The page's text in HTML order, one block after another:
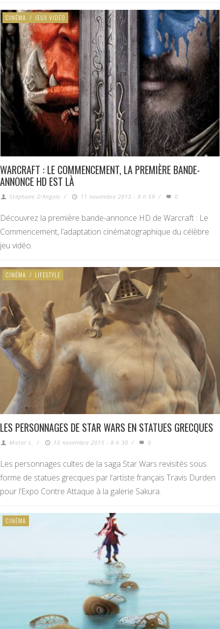
CINÉMA / JEUX VIDÉO
WARCRAFT : LE COMMENCEMENT, LA PREMIÈRE BANDE-
ANNONCE HD EST LÀ
Stéphane D'Angelo / 11 novembre 2015 - 9 h 59 / 0
Découvrez la première bande-annonce HD de Warcraft : Le
Commencement, l’adaptation cinématographique du célèbre
jeu vidéo.
CINÉMA / LIFESTYLE
LES PERSONNAGES DE STAR WARS EN STATUES GRECQUES
Mister L. / 10 novembre 2015 - 8 h 30 / 0
Les personnages cultes de la saga Star Wars revisités sous
forme de statues grecques par l’artiste français Travis Durden
pour l’Expo Contre Attaque à la galerie Sakura.
CINÉMA